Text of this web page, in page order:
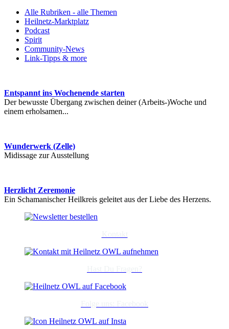
Alle Rubriken - alle Themen
Heilnetz-Marktplatz
Podcast
Spirit
Community-News
Link-Tipps & more
Entspannt ins Wochenende starten
Der bewusste Übergang zwischen deiner (Arbeits-)Woche und
einem erholsamen...
Wunderwerk (Zelle)
Midissage zur Ausstellung
Herzlicht Zeremonie
Ein Schamanischer Heilkreis geleitet aus der Liebe des Herzens.